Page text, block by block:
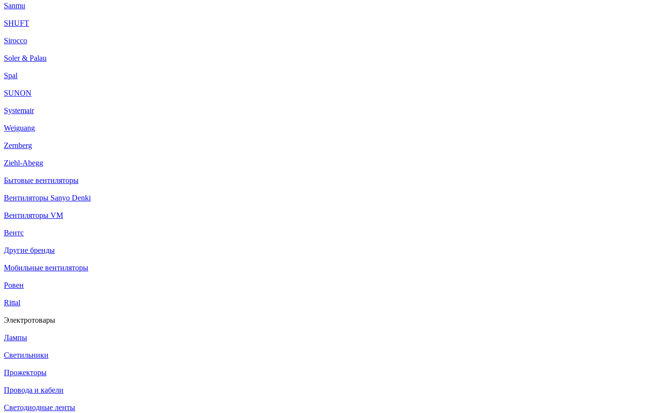
Sanmu
SHUFT
Sirocco
Soler & Palau
Spal
SUNON
Systemair
Weiguang
Zernberg
Ziehl-Abegg
Бытовые вентиляторы
Вентиляторы Sanyo Denki
Вентиляторы VM
Вентс
Другие бренды
Мобильные вентиляторы
Ровен
Rittal
Электротовары
Лампы
Светильники
Прожекторы
Провода и кабели
Светодиодные ленты